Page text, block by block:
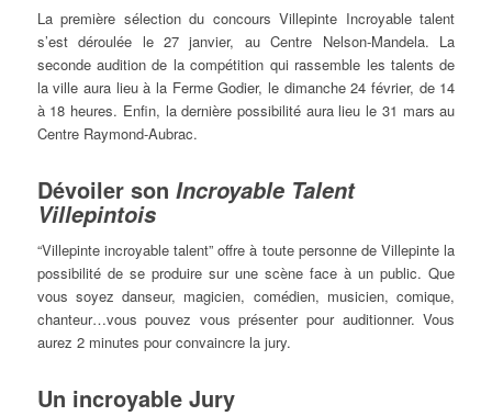
La première sélection du concours Villepinte Incroyable talent
s’est déroulée le 27 janvier, au Centre Nelson-Mandela. La
seconde audition de la compétition qui rassemble les talents de
la ville aura lieu à la Ferme Godier, le dimanche 24 février, de 14
à 18 heures. Enfin, la dernière possibilité aura lieu le 31 mars au
Centre Raymond-Aubrac.
Dévoiler son Incroyable Talent
Villepintois
“Villepinte incroyable talent” offre à toute personne de Villepinte la
possibilité de se produire sur une scène face à un public. Que
vous soyez danseur, magicien, comédien, musicien, comique,
chanteur…vous pouvez vous présenter pour auditionner. Vous
aurez 2 minutes pour convaincre la jury.
Un incroyable Jury